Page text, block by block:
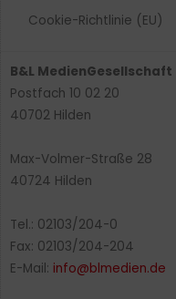
Cookie-Richtlinie (EU)
B&L MedienGesellschaft
Postfach 10 02 20
40702 Hilden
Max-Volmer-Straße 28
40724 Hilden
Tel.: 02103/204-0
Fax: 02103/204-204
E-Mail: info@blmedien.de